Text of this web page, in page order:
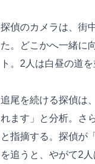
探偵のカメラは、街
た。どこかへ一緒に
ト。2人は白昼の道
追尾を続ける探偵は
れます」と分析。さ
と指摘する。探偵が
を追うと、やがて2